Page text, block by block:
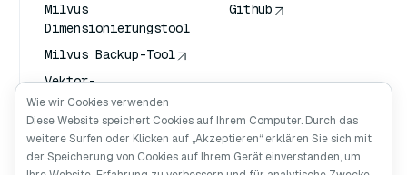
Milvus
Dimensionierungstool
Milvus Backup-Tool
Vektor-
Transportdienst
(VTS)
Deep Searcher
Claude Kontext
Github
Wie wir Cookies verwenden
Diese Website speichert Cookies auf Ihrem Computer. Durch das
weitere Surfen oder Klicken auf „Akzeptieren“ erklären Sie sich mit
der Speicherung von Cookies auf Ihrem Gerät einverstanden, um